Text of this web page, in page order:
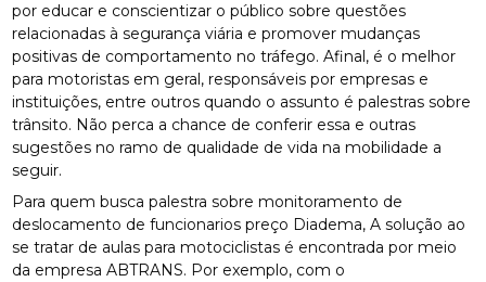
por educar e conscientizar o público sobre questões
relacionadas à segurança viária e promover mudanças
positivas de comportamento no tráfego. Afinal, é o melhor
para motoristas em geral, responsáveis por empresas e
instituições, entre outros quando o assunto é palestras sobre
trânsito. Não perca a chance de conferir essa e outras
sugestões no ramo de qualidade de vida na mobilidade a
seguir.
Para quem busca palestra sobre monitoramento de
deslocamento de funcionarios preço Diadema, A solução ao
se tratar de aulas para motociclistas é encontrada por meio
da empresa ABTRANS. Por exemplo, com o